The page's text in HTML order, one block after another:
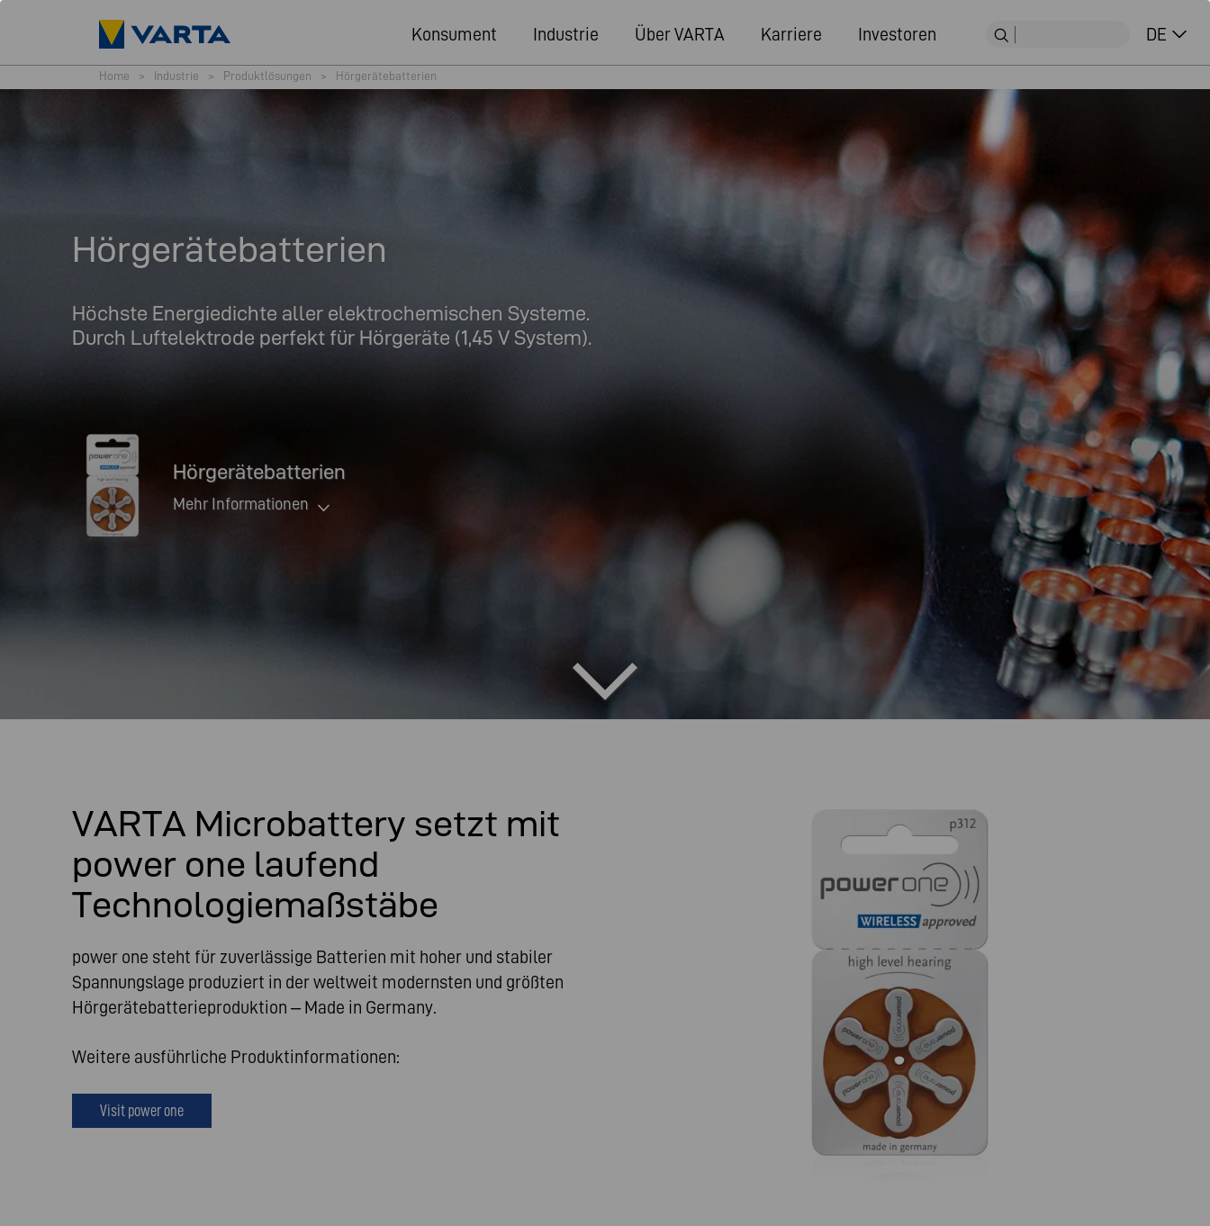
Konsument Industrie Über VARTA Karriere Investoren DE
Home > Industrie > Produktlösungen > Hörgerätebatterien
Hörgerätebatterien
Höchste Energiedichte aller elektrochemischen Systeme.
Durch Luftelektrode perfekt für Hörgeräte (1,45 V System).
Hörgerätebatterien
Mehr Informationen
VARTA Microbattery setzt mit
power one laufend
Technologiemaßstäbe
power one steht für zuverlässige Batterien mit hoher und stabiler
Spannungslage produziert in der weltweit modernsten und größten
Hörgerätebatterieproduktion – Made in Germany.
Weitere ausführliche Produktinformationen:
Visit power one